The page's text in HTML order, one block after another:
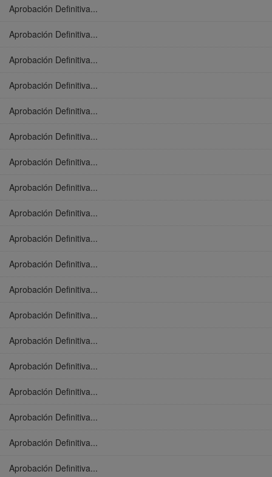
Aprobación Definitiva...
Aprobación Definitiva...
Aprobación Definitiva...
Aprobación Definitiva...
Aprobación Definitiva...
Aprobación Definitiva...
Aprobación Definitiva...
Aprobación Definitiva...
Aprobación Definitiva...
Aprobación Definitiva...
Aprobación Definitiva...
Aprobación Definitiva...
Aprobación Definitiva...
Aprobación Definitiva...
Aprobación Definitiva...
Aprobación Definitiva...
Aprobación Definitiva...
Aprobación Definitiva...
Aprobación Definitiva...